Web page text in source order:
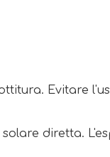
Evitare
diretta.